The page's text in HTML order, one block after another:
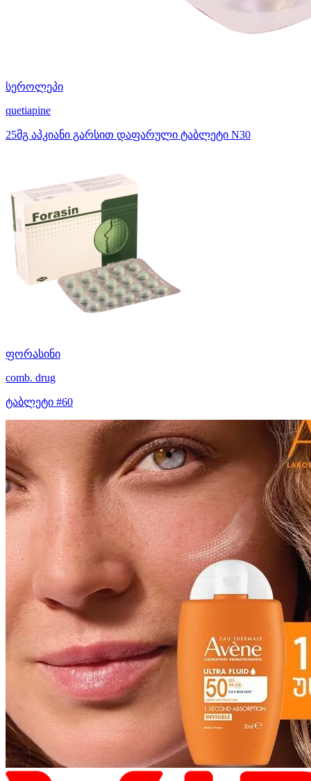
სეროლეპი
quetiapine
25მგ აპკიანი გარსით დაფარული ტაბლეტი N30
ფორასინი
comb. drug
ტაბლეტი #60